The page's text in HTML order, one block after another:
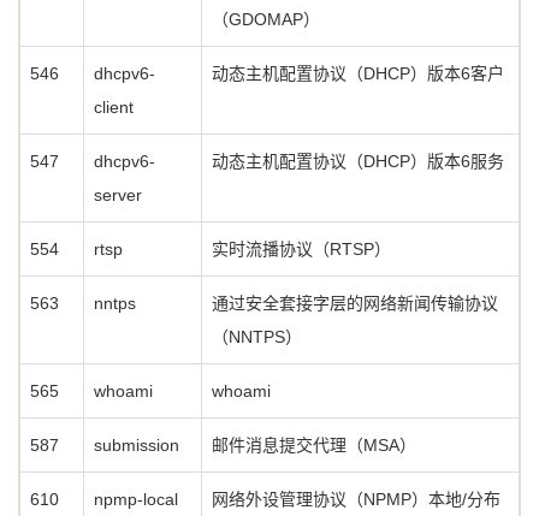
（GDOMAP）
546
dhcpv6-
client
动态主机配置协议（DHCP）版本6客户
547
dhcpv6-
server
动态主机配置协议（DHCP）版本6服务
554 rtsp 实时流播协议（RTSP）
563 nntps
通过安全套接字层的网络新闻传输协议
（NNTPS）
565 whoami whoami
587 submission 邮件消息提交代理（MSA）
610 npmp-local
网络外设管理协议（NPMP）本地/分布